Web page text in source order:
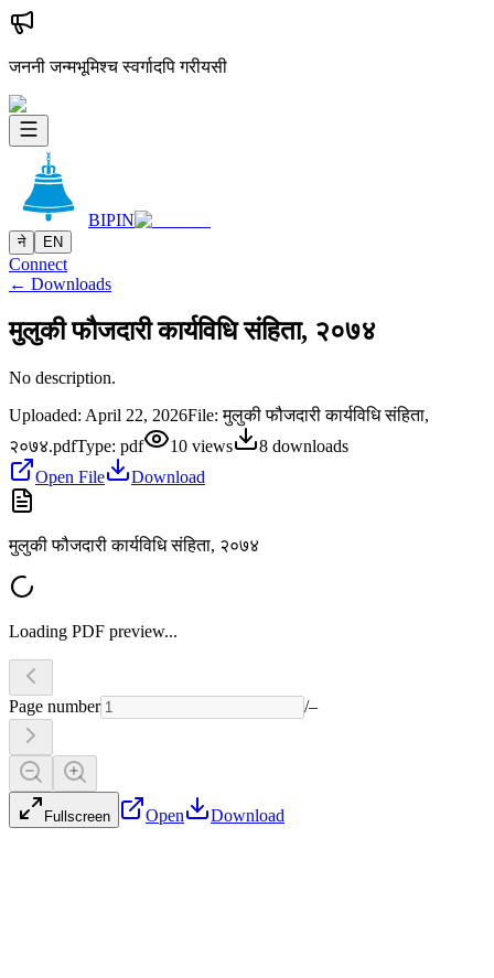
जननी जन्मभूमिश्च स्वर्गादपि गरीयसी
BIPIN
ने EN
Connect
← Downloads
मुलुकी फौजदारी कार्यविधि संहिता, २०७४
No description.
Uploaded: April 22, 2026File:मुलुकी फौजदारी कार्यविधि संहिता,
२०७४.pdfType: pdf 10 views 8 downloads
Open File
Download
मुलुकी फौजदारी कार्यविधि संहिता, २०७४
Loading PDF preview...
Page number /–
Fullscreen Open Download